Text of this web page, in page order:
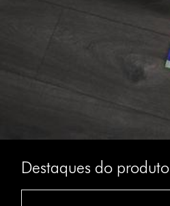
Destaques do produto